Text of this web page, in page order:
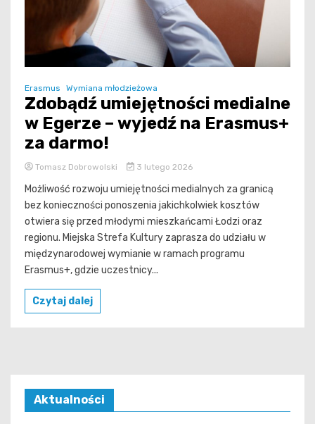
Erasmus Wymiana młodzieżowa
Zdobądź umiejętności medialne
w Egerze – wyjedź na Erasmus+
za darmo!
Tomasz Dobrowolski 3 lutego 2026
Możliwość rozwoju umiejętności medialnych za granicą
bez konieczności ponoszenia jakichkolwiek kosztów
otwiera się przed młodymi mieszkańcami Łodzi oraz
regionu. Miejska Strefa Kultury zaprasza do udziału w
międzynarodowej wymianie w ramach programu
Erasmus+, gdzie uczestnicy...
Czytaj dalej
Aktualności